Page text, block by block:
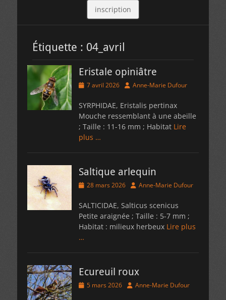
inscription
Étiquette : 04_avril
Eristale opiniâtre
Posted
7 avril 2026 Author
Anne-Marie Dufour
SYRPHIDAE, Eristalis pertinax
Mouche ressemblant à une abeille
; Taille : 11-16 mm ; Habitat Lire
plus …
Saltique arlequin
Posted
28 mars 2026 Author
Anne-Marie Dufour
SALTICIDAE, Salticus scenicus
Petite araignée ; Taille : 5-7 mm ;
Habitat : milieux herbeux Lire plus
…
Ecureuil roux
Posted
5 mars 2026 Author
Anne-Marie Dufour